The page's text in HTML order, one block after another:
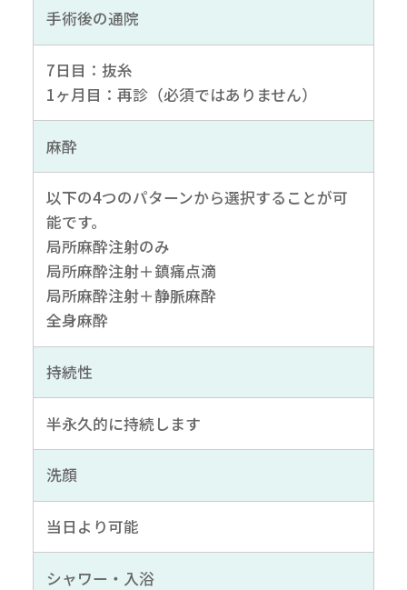
手術後の通院
7日目：抜糸
1ヶ月目：再診（必須ではありません）
麻酔
以下の4つのパターンから選択することが可
能です。
局所麻酔注射のみ
局所麻酔注射＋鎮痛点滴
局所麻酔注射＋静脈麻酔
全身麻酔
持続性
半永久的に持続します
洗顔
当日より可能
シャワー・入浴